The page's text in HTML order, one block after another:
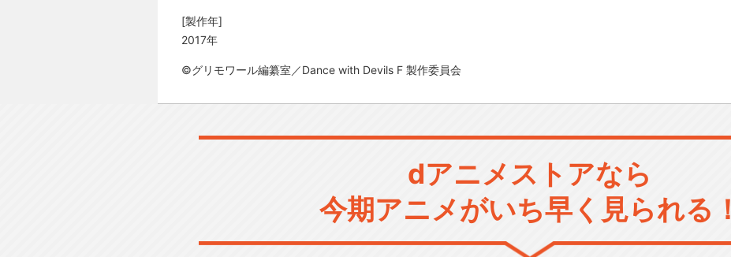
[製作年]
2017年
©グリモワール編纂室／Dance with Devils F 製作委員会
dアニメストアなら
今期アニメがいち早く見られる！